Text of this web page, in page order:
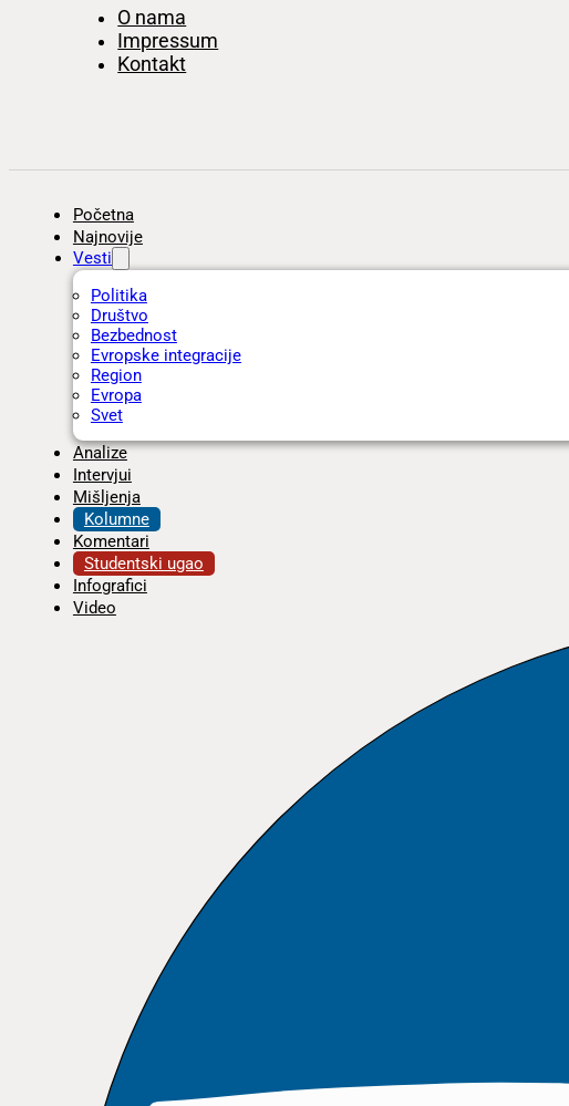
O nama
Impressum
Kontakt
Početna
Najnovije
Vesti
Politika
Društvo
Bezbednost
Evropske integracije
Region
Evropa
Svet
Analize
Intervjui
Mišljenja
Kolumne
Komentari
Studentski ugao
Infografici
Video